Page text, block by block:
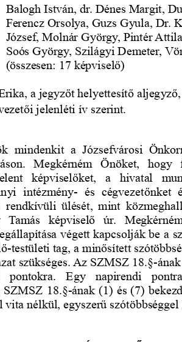
Balogh István, dr. Dénes Margit,
Ferencz Orsolya, Guzs Gyula, Dr.
József, Molnár György, Pintér
Soós György, Szilágyi Demeter,
(összesen: 17 képviselő)
a jegyzőt helyettesítő
jelenléti ív szerint.
mindenkit a Józsefvárosi
Megkérném Önöket,
képviselőket,   a   hivatal
intézmény- és cégvezetőnket
rendkívüli ülését, mint
Tamás   képviselő   úr.
végett kapcsolják be a
testületi tag, a minősített
szükséges. Az SZMSZ 18.§-
pontokra.   Egy   napirendi
18.§-ának (1) és (7)
nélkül, egyszerű szótöbbséggel